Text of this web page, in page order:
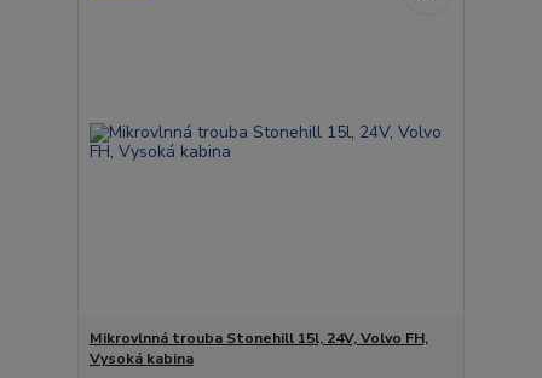
Mikrovlnná trouba Stonehill 15l, 24V, Volvo FH,
Vysoká kabina